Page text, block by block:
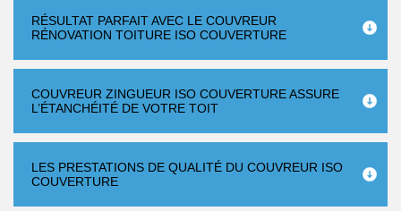
RÉSULTAT PARFAIT AVEC LE COUVREUR
RÉNOVATION TOITURE ISO COUVERTURE
COUVREUR ZINGUEUR ISO COUVERTURE ASSURE
L’ÉTANCHÉITÉ DE VOTRE TOIT
LES PRESTATIONS DE QUALITÉ DU COUVREUR ISO
COUVERTURE